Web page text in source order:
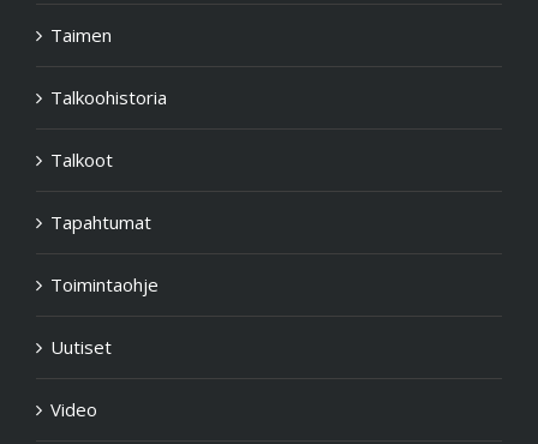
Taimen
Talkoohistoria
Talkoot
Tapahtumat
Toimintaohje
Uutiset
Video